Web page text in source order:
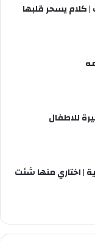
يسحر قلبها
للاطفال
| اختاري منها شئت